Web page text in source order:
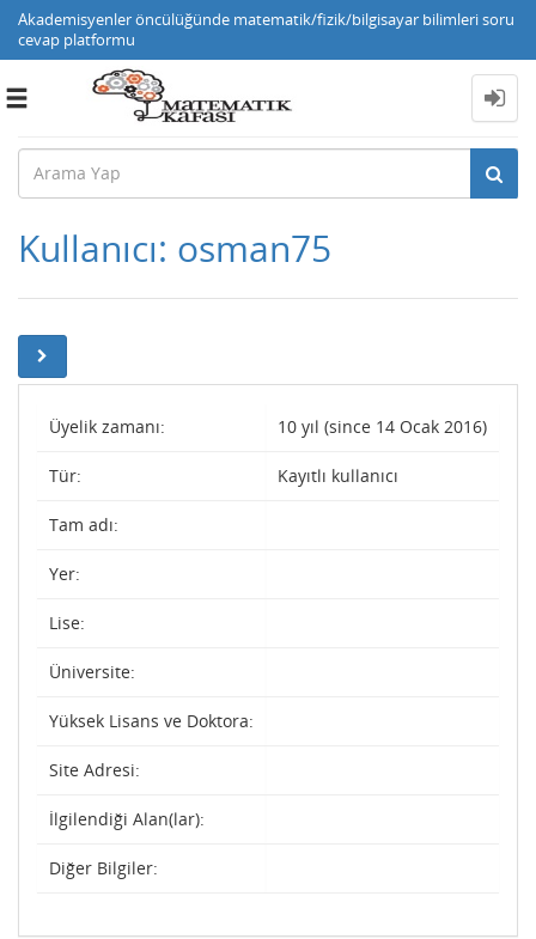
Akademisyenler öncülüğünde matematik/fizik/bilgisayar bilimleri soru
cevap platformu
Toggle
Kullanıcı: osman75
Üyelik zamanı: 10 yıl (since 14 Ocak 2016)
Tür: Kayıtlı kullanıcı
Tam adı:
Yer:
Lise:
Üniversite:
Yüksek Lisans ve Doktora:
Site Adresi:
İlgilendiği Alan(lar):
Diğer Bilgiler: